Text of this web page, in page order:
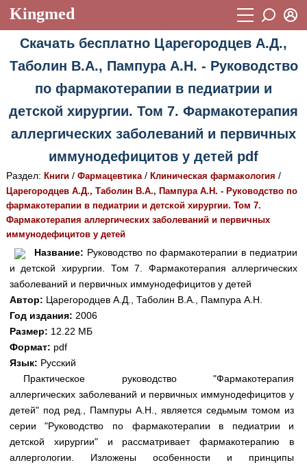
Kingmed
Учебный материал
Видеогалерея 899
Лекции и презентации 2474
Аккредитационные тесты (6)
Методические рекомендации 1050
Научно-популярное
Статьи
Новости (244)
Медицинская стандартизация
Нормативы экстренной и неотложной помощи
Нормы лабораторных и инструментальных
исследований
Обратная связь
Добавить материал
Восстановить пароль
Регистрация
Вход
Скачать бесплатно Царегородцев А.Д.,
Таболин В.А., Пампура А.Н. - Руководство
по фармакотерапии в педиатрии и
детской хирургии. Том 7. Фармакотерапия
аллергических заболеваний и первичных
иммунодефицитов у детей pdf
Раздел: Книги/ Фармацевтика/ Клиническая фармакология /
Царегородцев А.Д., Таболин В.А., Пампура А.Н. - Руководство по
фармакотерапии в педиатрии и детской хирургии. Том 7.
Фармакотерапия аллергических заболеваний и первичных
иммунодефицитов у детей
Название: Руководство по фармакотерапии в педиатрии
и детской хирургии. Том 7. Фармакотерапия аллергических
заболеваний и первичных иммунодефицитов у детей
Автор: Царегородцев А.Д., Таболин В.А., Пампура А.Н.
Год издания: 2006
Размер: 12.22 МБ
Формат: pdf
Язык: Русский
Практическое руководство "Фармакотерапия
аллергических заболеваний и первичных иммунодефицитов у
детей" под ред., Пампуры А.Н., является седьмым томом из
серии "Руководство по фармакотерапии в педиатрии и
детской хирургии" и рассматривает фармакотерапию в
аллергологии. Изложены особенности и принципы